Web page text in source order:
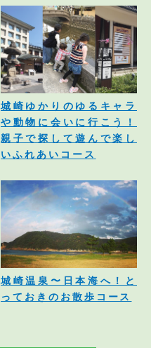
城崎ゆかりのゆるキャラ
や動物に会いに行こう！
親子で探して遊んで楽し
いふれあいコース
城崎温泉〜日本海へ！と
っておきのお散歩コース